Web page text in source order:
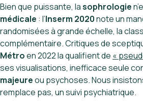
Bien que puissante, lasophrologie
médicale : l’Inserm 2020note un
randomisées à grande échelle, la
complémentaire. Critiques de
Métroen 2022 la qualifient de «
ses visualisations, inefficace seule
majeureou psychoses. Nous
remplace pas, un suivi psychiatrique.